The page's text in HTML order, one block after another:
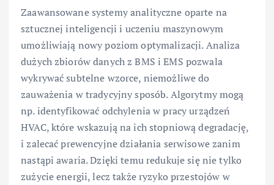
Zaawansowane systemy analityczne oparte na
sztucznej inteligencji i uczeniu maszynowym
umożliwiają nowy poziom optymalizacji. Analiza
dużych zbiorów danych z BMS i EMS pozwala
wykrywać subtelne wzorce, niemożliwe do
zauważenia w tradycyjny sposób. Algorytmy mogą
np. identyfikować odchylenia w pracy urządzeń
HVAC, które wskazują na ich stopniową degradację,
i zalecać prewencyjne działania serwisowe zanim
nastąpi awaria. Dzięki temu redukuje się nie tylko
zużycie energii, lecz także ryzyko przestojów w